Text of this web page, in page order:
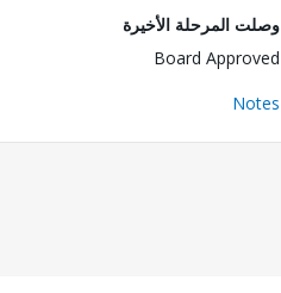
وصلت المرحلة الأخيرة
Board Approved
Notes